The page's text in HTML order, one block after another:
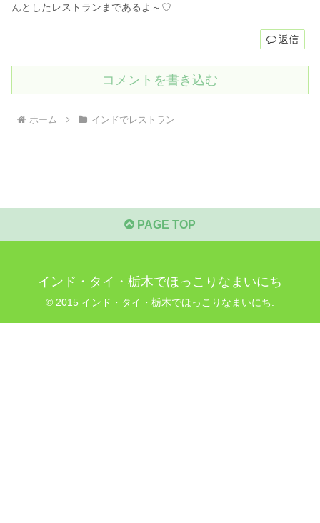
んとしたレストランまであるよ～♡
返信
コメントを書き込む
ホーム インドでレストラン
PAGE TOP
インド・タイ・栃木でほっこりなまいにち
© 2015 インド・タイ・栃木でほっこりなまいにち.